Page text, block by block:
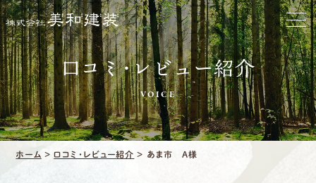
ホーム
お家をきれいに
会社をきれいに
クリーニング
口コミ・レビュー紹介
VOICE
ホーム >口コミ・レビュー紹介 > あま市 A様